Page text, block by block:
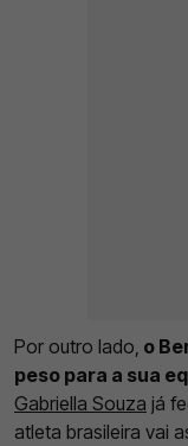
Por outro lado, o
peso para a sua
Gabriella Souza já
atleta brasileira vai